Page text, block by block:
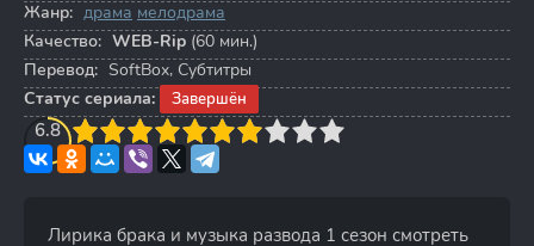
Жанр: драма мелодрама
Качество: WEB-Rip (60 мин.)
Перевод: SoftBox, Субтитры
Статус сериала:
Завершён
6.8
4 5 6 7 8 9 10
Лирика брака и музыка развода 1 сезон смотреть